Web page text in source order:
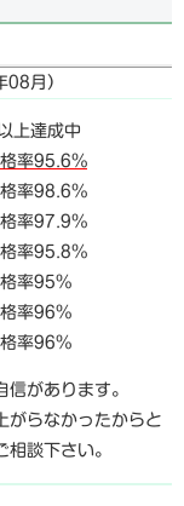
08月 ）
上達成中
率95.6%
率98.6%
率97.9%
率95.8%
率95%
率96%
率96%
があります。
がらなかったからと
相談下さい。